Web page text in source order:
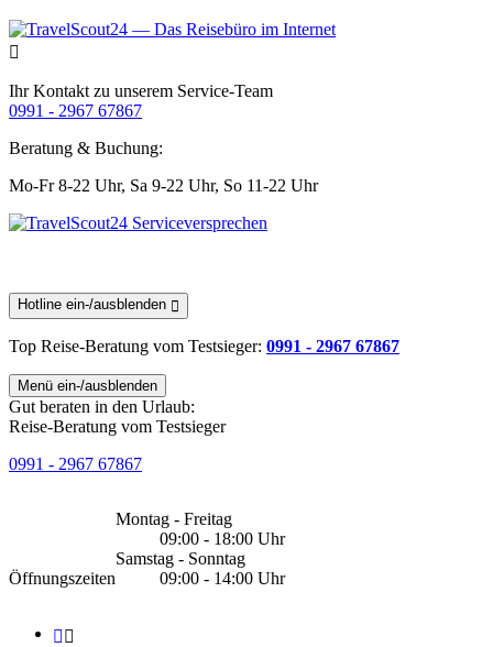
Ihr Kontakt zu unserem Service-Team
0991 - 2967 67867
Beratung & Buchung:
Mo-Fr 8-22 Uhr, Sa 9-22 Uhr, So 11-22 Uhr
Hotline ein-/ausblenden
Top Reise-Beratung vom Testsieger: 0991 - 2967 67867
Menü ein-/ausblenden
Gut beraten in den Urlaub:
Reise-Beratung vom Testsieger
0991 - 2967 67867
Öffnungszeiten
Montag - Freitag
09:00 - 18:00 Uhr
Samstag - Sonntag
09:00 - 14:00 Uhr